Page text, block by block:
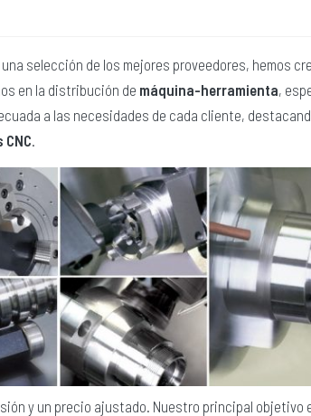
selección de los mejores proveedores, hemos
en la distribución de máquina-herramienta,
a las necesidades de cada cliente,
y un precio ajustado. Nuestro principal objetivo